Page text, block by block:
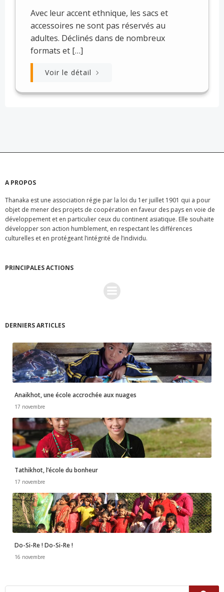
Avec leur accent ethnique, les sacs et
accessoires ne sont pas réservés au
adultes. Déclinés dans de nombreux
formats et […]
Voir le détail
A PROPOS
Thanaka est une association régie par la loi du 1er juillet 1901 qui a pour
objet de mener des projets de coopération en faveur des pays en voie de
développement et en particulier ceux du continent asiatique. Elle souhaite
développer son action humblement, en respectant les différences
culturelles et en protégeant l’intégrité de l’individu.
PRINCIPALES ACTIONS
DERNIERS ARTICLES
Anaikhot, une école accrochée aux nuages
17 novembre
Tathikhot, l’école du bonheur
17 novembre
Do-Si-Re ! Do-Si-Re !
16 novembre